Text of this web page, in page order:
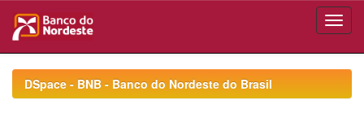
navigationDSpace - BNB - Banco do Nordeste do Brasil